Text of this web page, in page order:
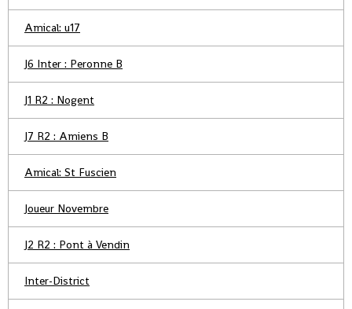
Amical: u17
J6 Inter : Peronne B
J1 R2 : Nogent
J7 R2 : Amiens B
Amical: St Fuscien
Joueur Novembre
J2 R2 : Pont à Vendin
Inter-District